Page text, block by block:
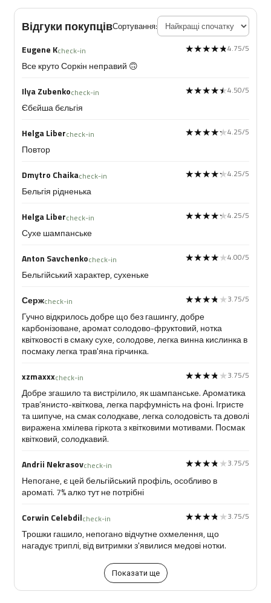
Відгуки покупцівСортування:
Eugene Kcheck-in ★★★★★
★★★★★4.75/5
Все круто Соркін неправий 🙃
Ilya Zubenkocheck-in ★★★★★
★★★★★4.50/5
Єбєйша бєльгія
Helga Libercheck-in ★★★★★
★★★★★4.25/5
Повтор
Dmytro Chaikacheck-in ★★★★★
★★★★★4.25/5
Бельгія рідненька
Helga Libercheck-in ★★★★★
★★★★★4.25/5
Сухе шампанське
Anton Savchenkocheck-in ★★★★★
★★★★★4.00/5
Бельгійський характер, сухеньке
Сержcheck-in ★★★★★
★★★★★3.75/5
Гучно відкрилось добре що без гашингу, добре
карбонізоване, аромат солодово-фруктовий, нотка
квітковості в смаку сухе, солодове, легка винна кислинка в
посмаку легка трав'яна гірчинка.
xzmaxxxcheck-in ★★★★★
★★★★★3.75/5
Добре згашило та вистрілило, як шампанське. Ароматика
трав’янисто-квіткова, легка парфумність на фоні. Ігристе
та шипуче, на смак солодкаве, легка солодовість та доволі
виражена хмілева гіркота з квітковими мотивами. Посмак
квітковий, солодкавий.
Andrii Nekrasovcheck-in ★★★★★
★★★★★3.75/5
Непогане, є цей бельгійський профіль, особливо в
ароматі. 7% алко тут не потрібні
Corwin Celebdilcheck-in ★★★★★
★★★★★3.75/5
Трошки гашило, непогано відчутне охмелення, що
нагадує триплі, від витримки з'явилися медові нотки.
Показати ще